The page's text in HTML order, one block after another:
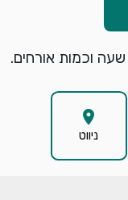
location_on
ניווט